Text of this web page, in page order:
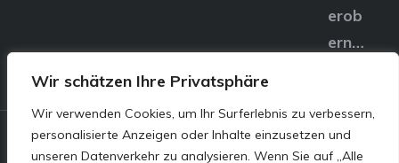
Wir schätzen Ihre Privatsphäre
Wir verwenden Cookies, um Ihr Surferlebnis zu verbessern,
personalisierte Anzeigen oder Inhalte einzusetzen und
unseren Datenverkehr zu analysieren. Wenn Sie auf „Alle
erob
ern…
© E&S Motors GmbH,